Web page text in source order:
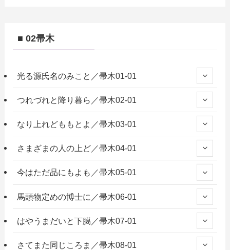
■ 02帚木
光る源氏名のみこと／帚木01-01
つれづれと降り暮ら／帚木02-01
なり上れどももとよ／帚木03-01
さまざまの人の上ど／帚木04-01
今はただ品にもよも／帚木05-01
馬頭物定めの博士に／帚木06-01
はやうまだいと下臈／帚木07-01
さてまた同じころま／帚木08-01